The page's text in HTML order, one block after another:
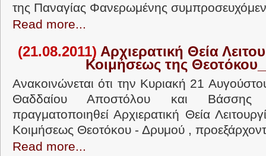
της Παναγίας Φανερωμένης
Read more...
(21.08.2011) Αρχιερατική Θεία
Κοιμήσεως της
Ανακοινώνεται ότι την Κυριακή 21
Θαδδαίου Αποστόλου και
πραγματοποιηθεί Αρχιερατική Θεία
Κοιμήσεως Θεοτόκου - Δρυμού ,
Read more...